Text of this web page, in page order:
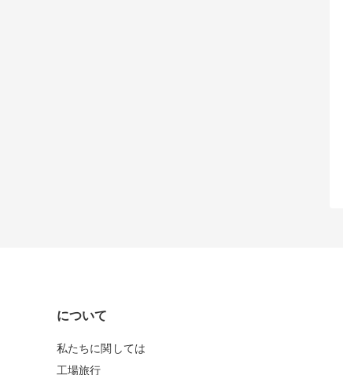
について
私たちに関しては
工場旅行